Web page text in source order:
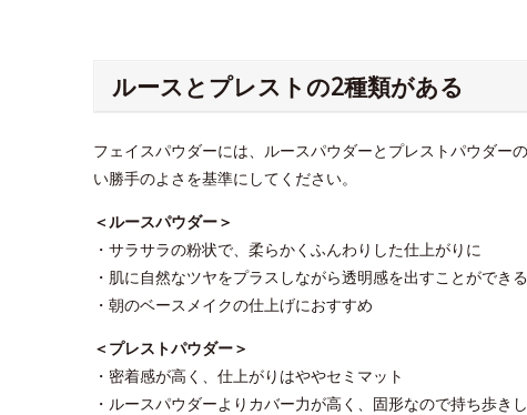
ルースとプレストの2種類がある
フェイスパウダーには、ルースパウダーとプレストパウダー
い勝手のよさを基準にしてください。
＜ルースパウダー＞
・サラサラの粉状で、柔らかくふんわりした仕上がりに
・肌に自然なツヤをプラスしながら透明感を出すことができる
・朝のベースメイクの仕上げにおすすめ
＜プレストパウダー＞
・密着感が高く、仕上がりはややセミマット
・ルースパウダーよりカバー力が高く、固形なので持ち歩き